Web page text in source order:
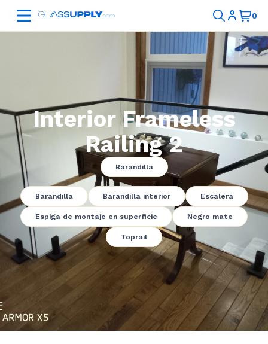
Interior Frameless
Railing 2
Barandilla
Barandilla Barandilla interior Escalera
Espiga de montaje en superficie Negro mate
Toprail